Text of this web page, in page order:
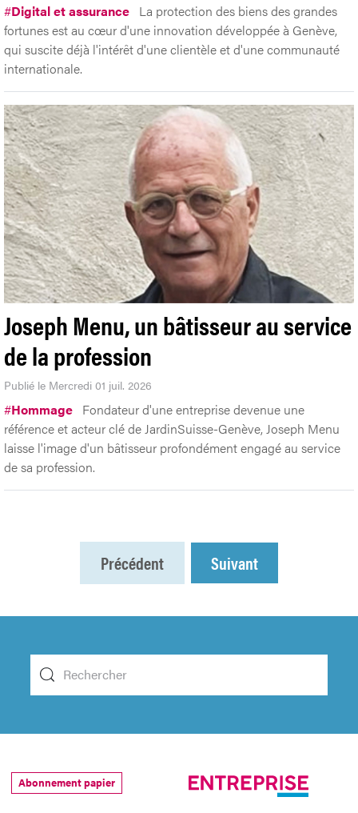
#Digital et assurance La protection des biens des grandes
fortunes est au cœur d'une innovation développée à Genève,
qui suscite déjà l'intérêt d'une clientèle et d'une communauté
internationale.
Joseph Menu, un bâtisseur au service
de la profession
Publié le Mercredi 01 juil. 2026
#Hommage Fondateur d'une entreprise devenue une
référence et acteur clé de JardinSuisse-Genève, Joseph Menu
laisse l'image d'un bâtisseur profondément engagé au service
de sa profession.
Précédent Suivant
Abonnement papier